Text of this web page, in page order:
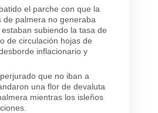
el parche con que la
de palmera no generaba
subiendo la tasa de
de circulación hojas de
inflacionario y
que no iban a
una flor de devaluta
mientras los isleños